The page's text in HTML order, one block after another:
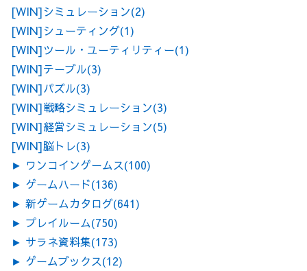
[WIN]シミュレーション(2)
[WIN]シューティング(1)
[WIN]ツール・ユーティリティー(1)
[WIN]テーブル(3)
[WIN]パズル(3)
[WIN]戦略シミュレーション(3)
[WIN]経営シミュレーション(5)
[WIN]脳トレ(3)
► ワンコインゲームス(100)
► ゲームハード(136)
► 新ゲームカタログ(641)
► プレイルーム(750)
► サラネ資料集(173)
► ゲームブックス(12)